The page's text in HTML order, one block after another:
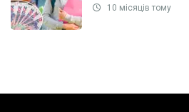
10 місяців тому